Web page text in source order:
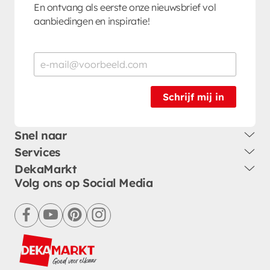
En ontvang als eerste onze nieuwsbrief vol
aanbiedingen en inspiratie!
Schrijf mij in
Snel naar
Services
DekaMarkt
Volg ons op Social Media
facebookyoutubepinterestinstagram